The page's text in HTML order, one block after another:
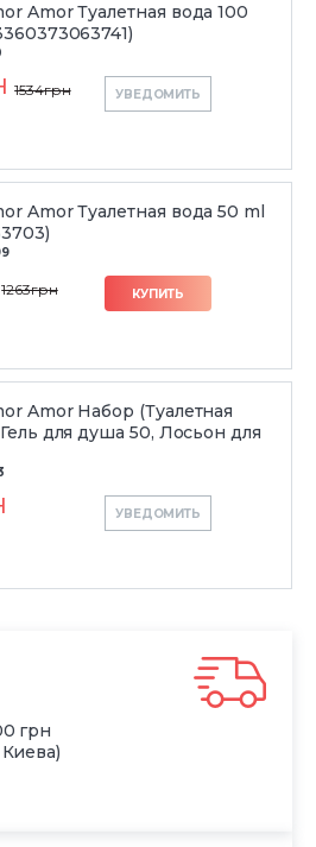
Amor Туалетная вода 100
1534грн УВЕДОМИТЬ
Amor Туалетная вода 50 ml
1263грн КУПИТЬ
Amor Набор (Туалетная
для душа 50, Лосьон для
УВЕДОМИТЬ
грн